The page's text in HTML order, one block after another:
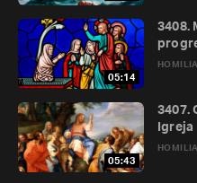
05:14
3408.
05:43
3407.
Igreja